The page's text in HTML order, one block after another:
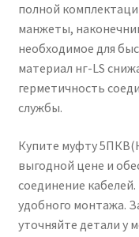
полной
манжеты,
необходимое для
материал нг-LS
герметичность
службы.
Купите муфту
выгодной цене и
соединение
удобного монтажа.
уточняйте детали у